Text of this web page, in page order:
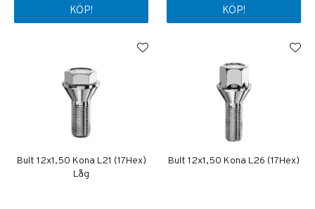
KÖP! KÖP!
Bult 12x1,50 Kona L21 (17Hex)
Låg
Bult 12x1,50 Kona L26 (17Hex)